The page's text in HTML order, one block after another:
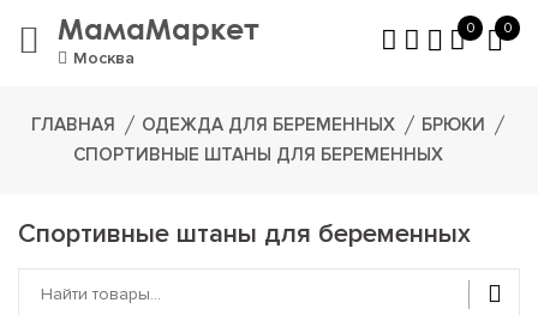
МамаМаркет
Москва
0 0
ГЛАВНАЯ ОДЕЖДА ДЛЯ БЕРЕМЕННЫХ
БРЮКИ
СПОРТИВНЫЕ ШТАНЫ ДЛЯ БЕРЕМЕННЫХ
Спортивные штаны для беременных